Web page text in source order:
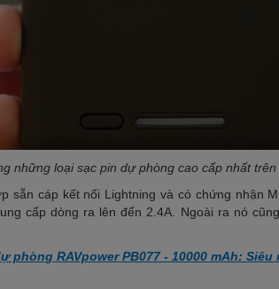
những loại sạc pin dự phòng cao cấp nhất
sẵn cáp kết nối Lightning và có chứng nhận
cấp dòng ra lên đến 2.4A. Ngoài ra nó
phòng RAVpower PB077 - 10000 mAh: Siêu